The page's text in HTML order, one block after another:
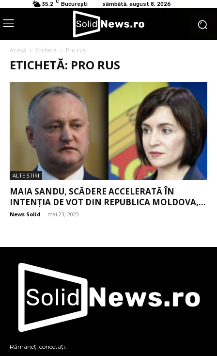
35.2 C București sâmbătă, august 8, 2026
Acasă Etichete Pro rus
ETICHETĂ: PRO RUS
ALTE ŞTIRI
MAIA SANDU, SCĂDERE ACCELERATĂ ÎN
INTENȚIA DE VOT DIN REPUBLICA MOLDOVA,...
News Solid - mai 23, 2023
Rămâneți conectați: